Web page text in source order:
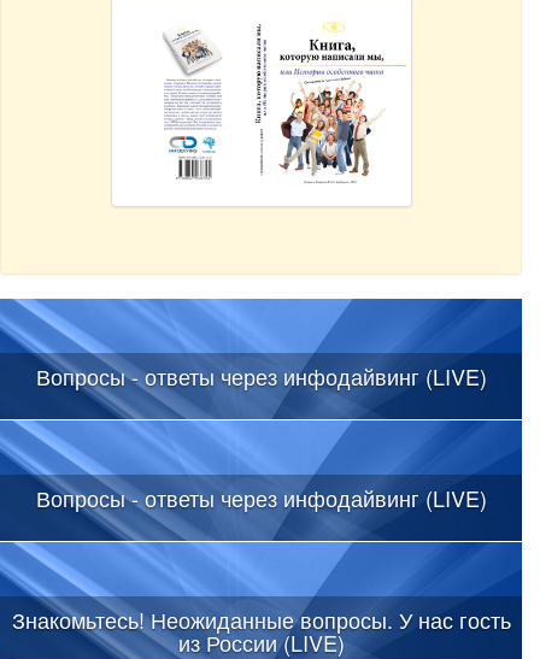
Вопросы - ответы через инфодайвинг (LIVE)
Вопросы - ответы через инфодайвинг (LIVE)
Знакомьтесь! Неожиданные вопросы. У нас гость
из России (LIVE)